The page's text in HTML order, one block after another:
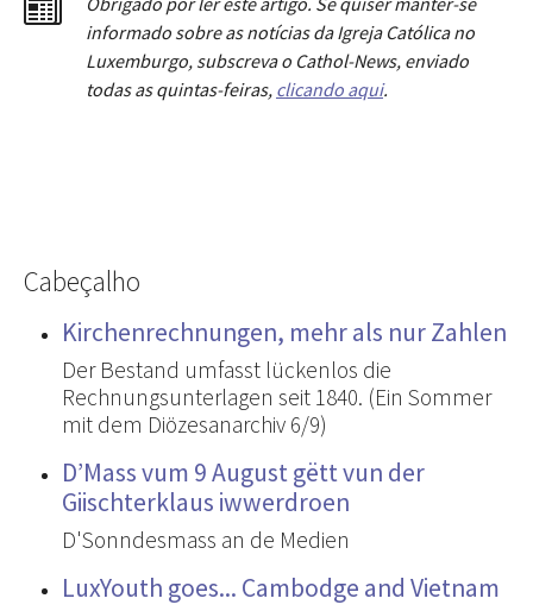
informado sobre as notícias da Igreja Católica no
Luxemburgo, subscreva o Cathol-News, enviado
todas as quintas-feiras, clicando aqui.
Cabeçalho
Kirchenrechnungen, mehr als nur Zahlen
Der Bestand umfasst lückenlos die
Rechnungsunterlagen seit 1840. (Ein Sommer
mit dem Diözesanarchiv 6/9)
D’Mass vum 9 August gëtt vun der
Giischterklaus iwwerdroen
D'Sonndesmass an de Medien
LuxYouth goes... Cambodge and Vietnam